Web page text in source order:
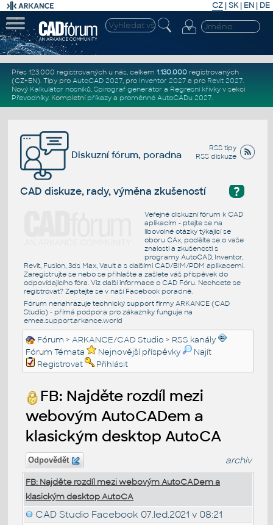
CZ | SK| EN | DE
Přes 123.000 registrovaných u nás, celkem 1.130.000registrovaných
(CZ+EN). Tipy pro AutoCAD 2027, pro Inventor 2027a pro Revit 2027.
Nový Kalkulátor nosníků, Spirograf generátor a Regresní křivkyv sekci
Převodníky. Kompletní příkazya proměnné AutoCADu 2027.
RSS tipy
RSS diskuze
Diskuzní fórum, poradna
?
CAD diskuze, rady, výměna zkušeností
Veřejné diskuzní fórum k CAD
aplikacím - ptejte se na
libovolné otázky týkající se
oboru CAx, podělte se o vaše
znalosti a zkušenosti s
programy AutoCAD, Inventor,
Revit, Fusion, 3ds Max, Vault a s dalšími CAD/BIM/PDM aplikacemi.
Zaregistrujte se nebo se přihlašte a zašlete váš příspěvek do
odpovídajícího fóra. Viz další informace o CAD Fóru. Nechcete se
registrovat? Zeptejte se v naší Facebook poradně.
Fórum nenahrazuje technický support firmy ARKANCE (CAD
Studio) - přímá podpora pro zákazníky funguje na
emea.support.arkance.world
Fórum >ARKANCE/CAD Studio > RSS kanály
Fórum Témata
Nejnovější příspěvky
Najít
Registrovat
Přihlásit
FB: Najděte rozdíl mezi
webovým AutoCADem a
klasickým desktop AutoCA
Odpovědět archiv
FB: Najděte rozdíl mezi webovým AutoCADem a
klasickým desktop AutoCA
CAD Studio Facebook 07.led.2021 v 08:21